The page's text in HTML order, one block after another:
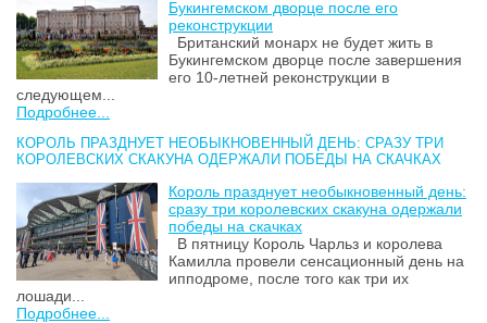
Букингемском дворце после его
реконструкции
Британский монарх не будет жить в
Букингемском дворце после завершения
его 10-летней реконструкции в
следующем...
Подробнее...
КОРОЛЬ ПРАЗДНУЕТ НЕОБЫКНОВЕННЫЙ ДЕНЬ: СРАЗУ ТРИ
КОРОЛЕВСКИХ СКАКУНА ОДЕРЖАЛИ ПОБЕДЫ НА СКАЧКАХ
Король празднует необыкновенный день:
сразу три королевских скакуна одержали
победы на скачках
В пятницу Король Чарльз и королева
Камилла провели сенсационный день на
ипподроме, после того как три их
лошади...
Подробнее...